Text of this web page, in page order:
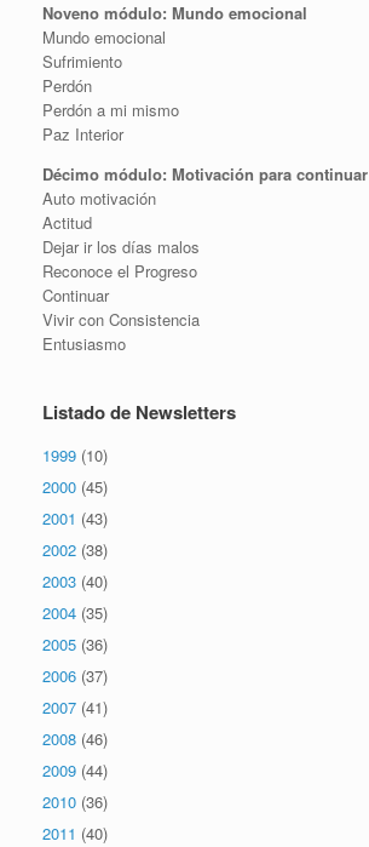
Noveno módulo: Mundo emocional
Mundo emocional
Sufrimiento
Perdón
Perdón a mi mismo
Paz Interior
Décimo módulo: Motivación para continuar
Auto motivación
Actitud
Dejar ir los días malos
Reconoce el Progreso
Continuar
Vivir con Consistencia
Entusiasmo
Listado de Newsletters
1999 (10)
2000 (45)
2001 (43)
2002 (38)
2003 (40)
2004 (35)
2005 (36)
2006 (37)
2007 (41)
2008 (46)
2009 (44)
2010 (36)
2011 (40)